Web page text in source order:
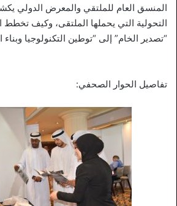
المنسق العام للملتقي والمعرض الدولي
التحولية التي يحملها الملتقى، وكيف تخطط
“تصدير الخام” إلى “توطين التكنولوجيا وبناء
تفاصيل الحوار الصحفي: